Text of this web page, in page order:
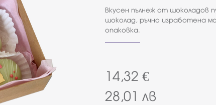
Вкусен пълнеж от шоколадов
шоколад, ръчно изработена
опаковка.
14,32 €
28,01 лв